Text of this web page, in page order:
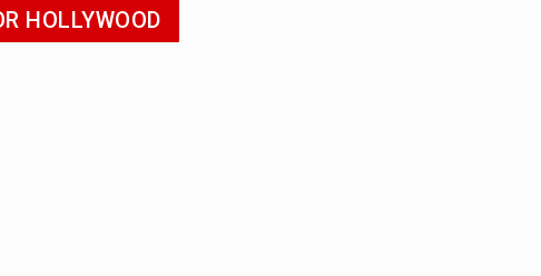
Governo e apresenta diagnóstico sobre RO
HOLLYWOOD